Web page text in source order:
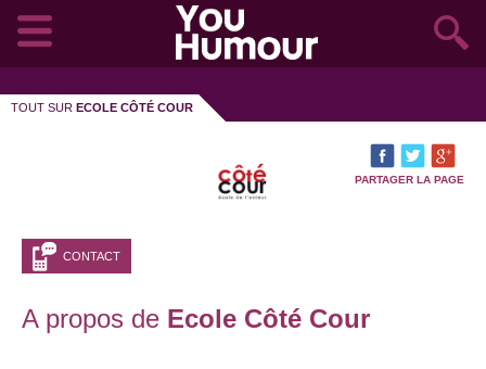
TOUT SUR ECOLE CÔTÉ COUR
PARTAGER LA PAGE
CONTACT
A propos de Ecole Côté Cour